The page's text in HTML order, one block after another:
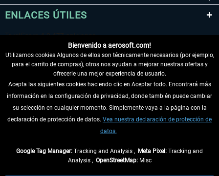
ENLACES ÚTILES
DESISTIR DEL CONTRATO
INFORMACIÓN
Bienvenido a aerosoft.com!
Utilizamos cookies Algunos de ellos son técnicamente necesarios (por ejemplo,
para el carrito de compras), otros nos ayudan a mejorar nuestras ofertas y
ofrecerle una mejor experiencia de usuario.
Acepta las siguientes cookies haciendo clic en Aceptar todo. Encontrará más
información en la configuración de privacidad, donde también puede cambiar
su selección en cualquier momento. Simplemente vaya a la página con la
declaración de protección de datos. Vea nuestra declaración de protección de
datos.
Google Tag Manager: Tracking and Analysis , Meta Pixel: Tracking and
Analysis , OpenStreetMap:Misc